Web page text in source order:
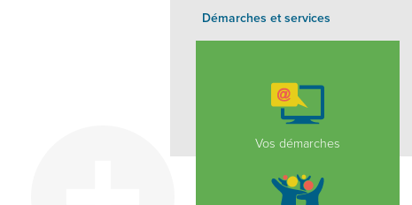
Démarches et services
Vos démarches